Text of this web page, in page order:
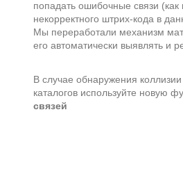
попадать ошибочные связи
некорректного штрих-кода в
Мы переработали механизм
его автоматически выявлять и
В случае обнаружения
каталогов используйте новую
связей